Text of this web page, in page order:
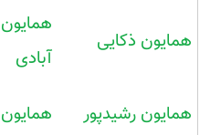
همایون ذکایی
آبادی
همایون رشیدپور